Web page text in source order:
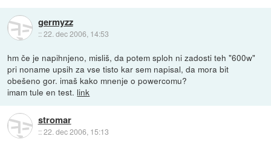
germyzz
::22. dec 2006, 14:53
hm če je napihnjeno, misliš, da potem sploh ni zadosti teh "600w"
pri noname upsih za vse tisto kar sem napisal, da mora bit
obešeno gor. imaš kako mnenje o powercomu?
imam tule en test. link
stromar
::22. dec 2006, 15:13